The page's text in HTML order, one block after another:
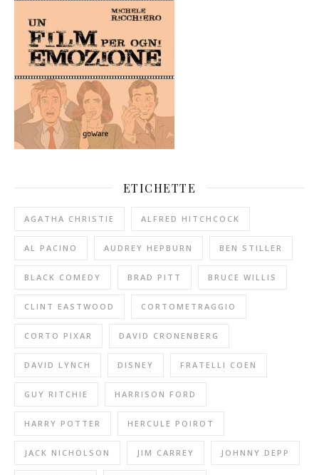
ETICHETTE
AGATHA CHRISTIE ALFRED HITCHCOCK
AL PACINO AUDREY HEPBURN BEN STILLER
BLACK COMEDY BRAD PITT BRUCE WILLIS
CLINT EASTWOOD CORTOMETRAGGIO
CORTO PIXAR DAVID CRONENBERG
DAVID LYNCH DISNEY FRATELLI COEN
GUY RITCHIE HARRISON FORD
HARRY POTTER HERCULE POIROT
JACK NICHOLSON JIM CARREY JOHNNY DEPP